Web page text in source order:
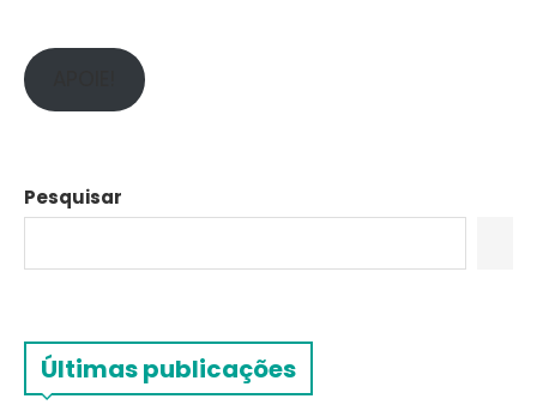
Pesquisar
Últimas publicações